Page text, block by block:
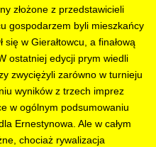
złożone z przedstawicieli
gospodarzem byli mieszkańcy
w Gierałtowcu, a finałową
ostatniej edycji prym wiedli
zwyciężyli zarówno w turnieju
wyników z trzech imprez
w ogólnym podsumowaniu
Ernestynowa. Ale w całym
chociaż rywalizacja